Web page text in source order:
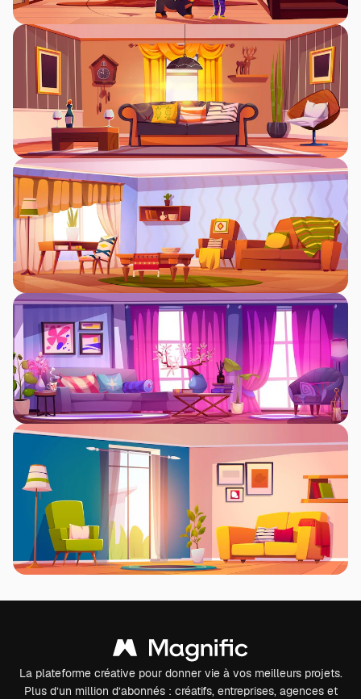
La plateforme créative pour donner vie à vos meilleurs projets.
Plus d’un million d’abonnés : créatifs, entreprises, agences et